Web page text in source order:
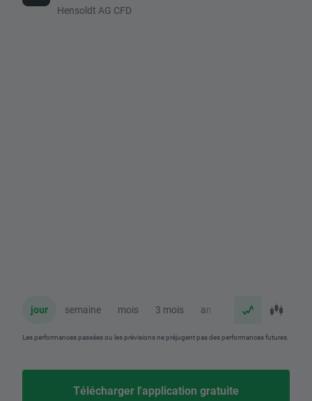
Hensoldt AG CFD
jour semaine mois 3 mois an
Les performances passées ou les prévisions ne préjugent pas des performances futures.
Télécharger l'application gratuite